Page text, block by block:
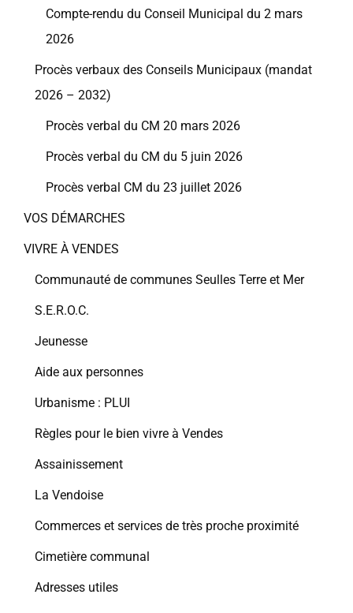
Compte-rendu du Conseil Municipal du 2 mars
2026
Procès verbaux des Conseils Municipaux (mandat
2026 – 2032)
Procès verbal du CM 20 mars 2026
Procès verbal du CM du 5 juin 2026
Procès verbal CM du 23 juillet 2026
VOS DÉMARCHES
VIVRE À VENDES
Communauté de communes Seulles Terre et Mer
S.E.R.O.C.
Jeunesse
Aide aux personnes
Urbanisme : PLUI
Règles pour le bien vivre à Vendes
Assainissement
La Vendoise
Commerces et services de très proche proximité
Cimetière communal
Adresses utiles